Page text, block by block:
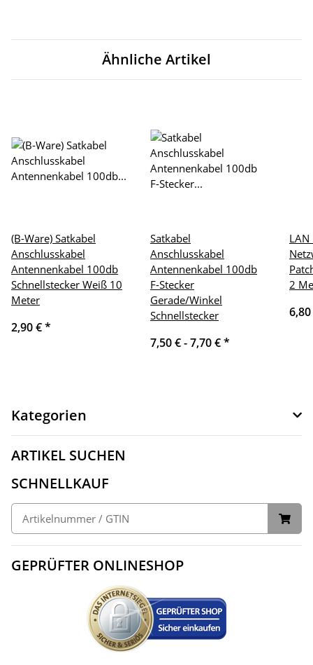
Ähnliche Artikel
(B-Ware) Satkabel
Anschlusskabel
Antennenkabel 100db
Schnellstecker Weiß 10
Meter
2,90 €*
Satkabel
Anschlusskabel
Antennenkabel 100db
F-Stecker
Gerade/Winkel
Schnellstecker
7,50 € -7,70 €*
LAN
2
Kategorien
ARTIKEL SUCHEN
SCHNELLKAUF
GEPRÜFTER ONLINESHOP